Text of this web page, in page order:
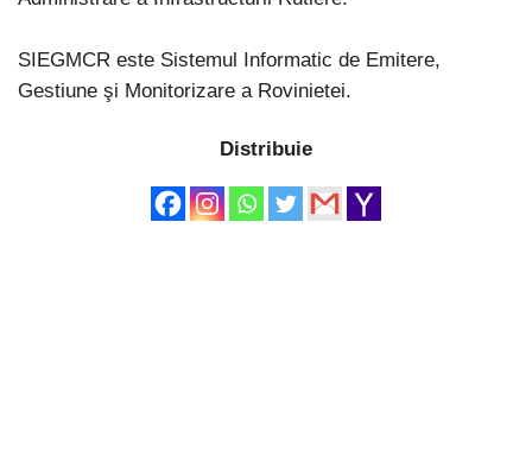
SIEGMCR este Sistemul Informatic de Emitere,
Gestiune şi Monitorizare a Rovinietei.
Distribuie